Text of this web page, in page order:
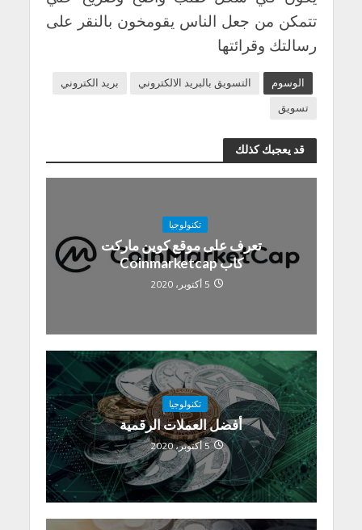
تتمكن من جعل الناس يقومخون بالنقر على
رسالتك وقرائتها
الوسوم التسويق بالبريد الالكتروني
بريد الكتروني
تسويق
قد يعجبك كذلك
تكنولوجيا
تعرف على موقع كوين ماركت
كاب Coinmarketcap
5 أكتوبر، 2020
تكنولوجيا
أفضل العملات الرقمية
5 أكتوبر، 2020